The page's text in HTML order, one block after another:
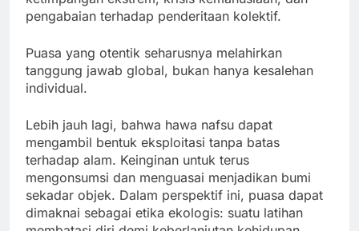
pengabaian terhadap penderitaan kolektif.
Puasa yang otentik seharusnya melahirkan
tanggung jawab global, bukan hanya kesalehan
individual.
Lebih jauh lagi, bahwa hawa nafsu dapat
mengambil bentuk eksploitasi tanpa batas
terhadap alam. Keinginan untuk terus
mengonsumsi dan menguasai menjadikan bumi
sekadar objek. Dalam perspektif ini, puasa dapat
dimaknai sebagai etika ekologis: suatu latihan